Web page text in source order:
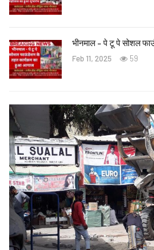
भीनमाल – पे टू पे सोशल
Feb 11, 2025 59